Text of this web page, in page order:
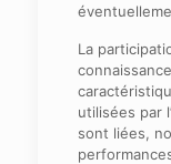
La
utilisées par
sont liées,